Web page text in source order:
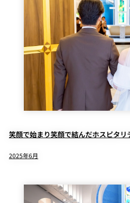
笑顔で始まり笑顔で結んだホスピタ
2025年6月